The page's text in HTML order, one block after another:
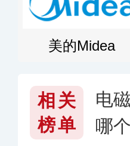
美的Midea
相关
榜单
电
哪